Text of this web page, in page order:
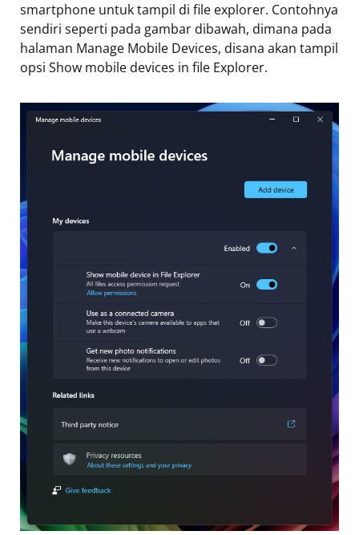
smartphone untuk tampil di file explorer. Contohnya
sendiri seperti pada gambar dibawah, dimana pada
halaman Manage Mobile Devices, disana akan tampil
opsi Show mobile devices in file Explorer.